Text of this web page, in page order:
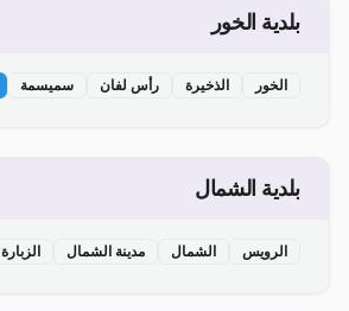
بلدية الخور
الخور الذخيرة رأس لفان سميسمة
بلدية الشمال
الرويس الشمال مدينة الشمال الزبارة